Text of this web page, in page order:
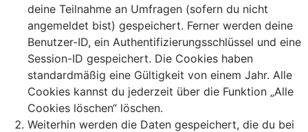
deine Teilnahme an Umfragen (sofern du nicht
angemeldet bist) gespeichert. Ferner werden deine
Benutzer-ID, ein Authentifizierungsschlüssel und eine
Session-ID gespeichert. Die Cookies haben
standardmäßig eine Gültigkeit von einem Jahr. Alle
Cookies kannst du jederzeit über die Funktion „Alle
Cookies löschen“ löschen.
Weiterhin werden die Daten gespeichert, die du bei